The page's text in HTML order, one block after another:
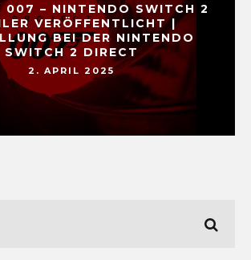
007 – NINTENDO SWITCH 2
VERÖFFENTLICHT |
BEI DER NINTENDO
SWITCH 2 DIRECT
2. APRIL 2025